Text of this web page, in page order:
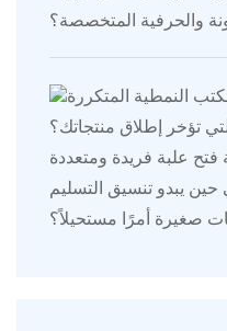
والحرفية المتخصصة؟
النمطية المتكررة
تؤخر إطلاق منتجاتك؟
علبة فريدة ومتعددة
يبدو تنسيق التسليم
صغيرة أمرًا مستحيلاً؟